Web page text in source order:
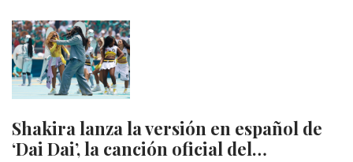
Shakira lanza la versión en español de
‘Dai Dai’, la canción oficial del…